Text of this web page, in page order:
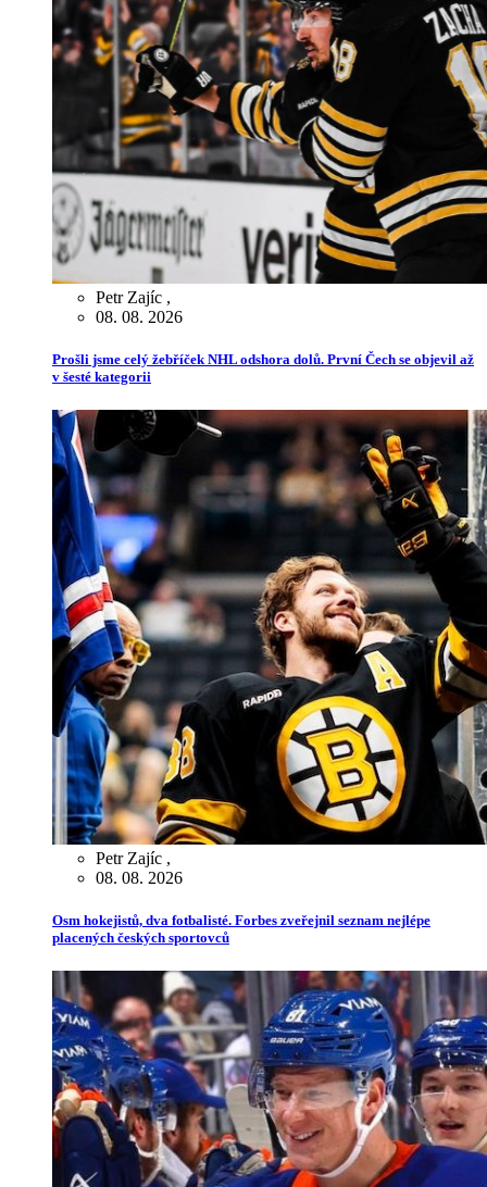
Petr Zajíc ,
08. 08. 2026
Prošli jsme celý žebříček NHL odshora dolů. První Čech se objevil až
v šesté kategorii
Petr Zajíc ,
08. 08. 2026
Osm hokejistů, dva fotbalisté. Forbes zveřejnil seznam nejlépe
placených českých sportovců